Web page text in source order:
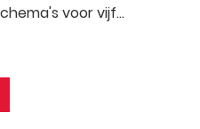
voor vijf...